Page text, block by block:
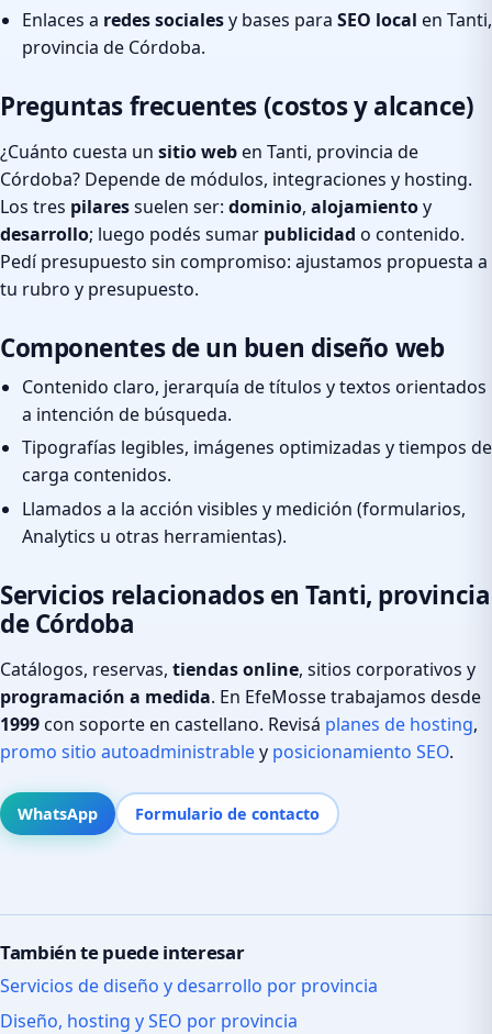
Enlaces a redes socialesy bases para SEO local en Tanti,
provincia de Córdoba.
Preguntas frecuentes (costos y alcance)
¿Cuánto cuesta un sitio weben Tanti, provincia de
Córdoba? Depende de módulos, integraciones y hosting.
Los tres pilaressuelen ser: dominio, alojamientoy
desarrollo; luego podés sumar publicidad o contenido.
Pedí presupuesto sin compromiso: ajustamos propuesta a
tu rubro y presupuesto.
Componentes de un buen diseño web
Contenido claro, jerarquía de títulos y textos orientados
a intención de búsqueda.
Tipografías legibles, imágenes optimizadas y tiempos de
carga contenidos.
Llamados a la acción visibles y medición (formularios,
Analytics u otras herramientas).
Servicios relacionados en Tanti, provincia
de Córdoba
Catálogos, reservas, tiendas online, sitios corporativos y
programación a medida. En EfeMosse trabajamos desde
1999con soporte en castellano. Revisá planes de hosting,
promo sitio autoadministrabley posicionamiento SEO.
WhatsApp Formulario de contacto
También te puede interesar
Servicios de diseño y desarrollo por provincia
Diseño, hosting y SEO por provincia